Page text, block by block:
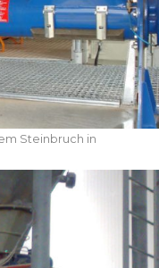
Steinbruch in